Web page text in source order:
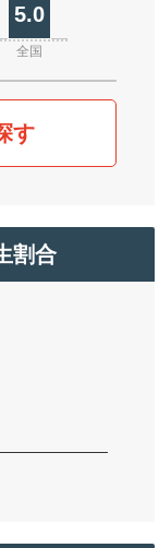
5.0
全国
す
割合